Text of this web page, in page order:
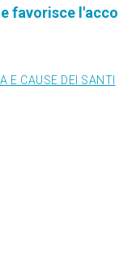
favorisce
E CAUSE DEI SANTI